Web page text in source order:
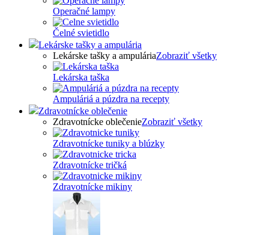
Operačné lampy
Čelné svietidlo
Lekárske tašky a ampulária
Lekárske tašky a ampuláriaZobraziť všetky
Lekárska taška
Ampuláriá a púzdra na recepty
Zdravotnícke oblečenie
Zdravotnícke oblečenieZobraziť všetky
Zdravotnícke tuniky a blúzky
Zdravotnícke tričká
Zdravotnícke mikiny